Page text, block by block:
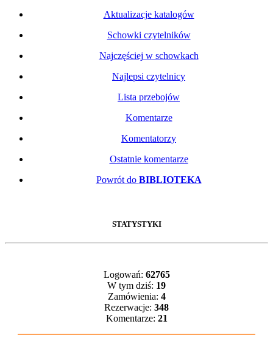
Aktualizacje katalogów
Schowki czytelników
Najczęściej w schowkach
Najlepsi czytelnicy
Lista przebojów
Komentarze
Komentatorzy
Ostatnie komentarze
Powrót do BIBLIOTEKA
STATYSTYKI
Logowań: 62765
W tym dziś: 19
Zamówienia: 4
Rezerwacje: 348
Komentarze: 21